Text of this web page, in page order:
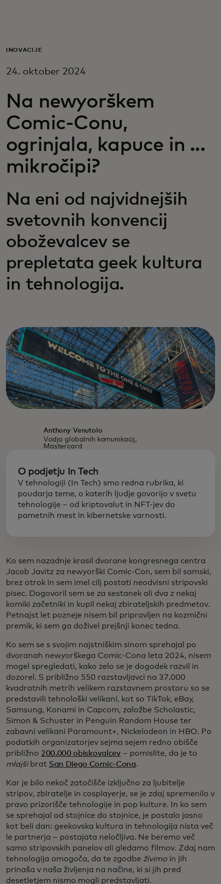
Za podjetja
Za inovatorje
Novice in trendi
INOVACIJE
24. oktober 2024
Na newyorškem
Comic-Conu,
ogrinjala, kapuce in ...
mikročipi?
Na eni od najvidnejših
svetovnih konvencij
oboževalcev se
prepletata geek kultura
in tehnologija.
Anthony Venutolo
Vodja globalnih komunikacij,
Mastercard
O podjetju In Tech
V tehnologiji (In Tech) smo redna rubrika, ki
poudarja teme, o katerih ljudje govorijo v svetu
tehnologije – od kriptovalut in NFT-jev do
pametnih mest in kibernetske varnosti.
Ko sem nazadnje krasil dvorane kongresnega centra
Jacob Javitz za newyorški Comic-Con, sem bil samski,
brez otrok in sem imel cilj postati neodvisni stripovski
pisec. Dogovoril sem se za sestanek ali dva z nekaj
komiki začetniki in kupil nekaj zbirateljskih predmetov.
Petnajst let pozneje nisem bil pripravljen na kozmični
premik, ki sem ga doživel prejšnji konec tedna.
Ko sem se s svojim najstniškim sinom sprehajal po
dvoranah newyorškega Comic-Cona leta 2024, nisem
mogel spregledati, kako zelo se je dogodek razvil in
dozorel. S približno 550 razstavljavci na 37.000
kvadratnih metrih velikem razstavnem prostoru so se
predstavili tehnološki velikani, kot so TikTok, eBay,
Samsung, Konami in Capcom, založbe Scholastic,
Simon & Schuster in Penguin Random House ter
zabavni velikani Paramount+, Nickelodeon in HBO. Po
podatkih organizatorjev sejma sejem redno obišče
približno 200.000 obiskovalcev – pomislite, da je to
mlajši brat San Diego Comic-Cona.
Kar je bilo nekoč zatočišče izključno za ljubitelje
stripov, zbiratelje in cosplayerje, se je zdaj spremenilo v
pravo prizorišče tehnologije in pop kulture. In ko sem
se sprehajal od stojnice do stojnice, je postalo jasno
kot beli dan: geekovska kultura in tehnologija nista več
le partnerja – postajata neločljiva. Ne beremo več
samo stripovskih panelov ali gledamo filmov. Zdaj nam
tehnologija omogoča, da te zgodbe živimo in jih
prinaša v naša življenja na načine, ki si jih pred
desetletjem nismo mogli predstavljati.